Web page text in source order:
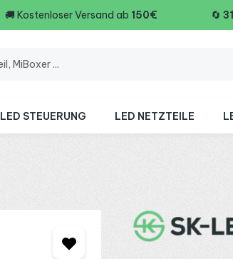
🚚 Kostenloser Versand ab 150€ 🔄
LED STEUERUNG LED NETZTEILE